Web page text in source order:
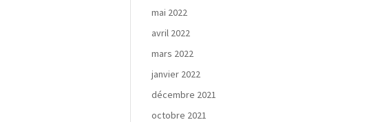
mai 2022
avril 2022
mars 2022
janvier 2022
décembre 2021
octobre 2021